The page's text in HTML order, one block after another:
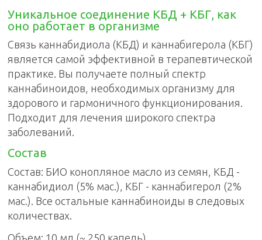
Уникальное соединение КБД + КБГ, как
оно работает в организме
Связь каннабидиола (КБД) и каннабигерола (КБГ)
является самой эффективной в терапевтической
практике. Вы получаете полный спектр
каннабиноидов, необходимых организму для
здорового и гармоничного функционирования.
Подходит для лечения широкого спектра
заболеваний.
Состав
Состав: БИО конопляное масло из семян, КБД -
каннабидиол (5% мас.), КБГ - каннабигерол (2%
мас.). Все остальные каннабиноиды в следовых
количествах.
Объем: 10 мл (~ 250 капель)